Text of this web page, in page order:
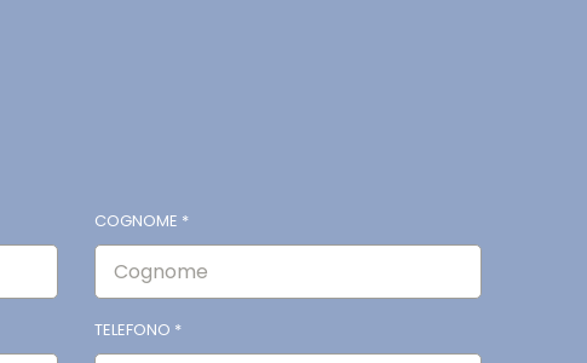
COGNOME *
TELEFONO *